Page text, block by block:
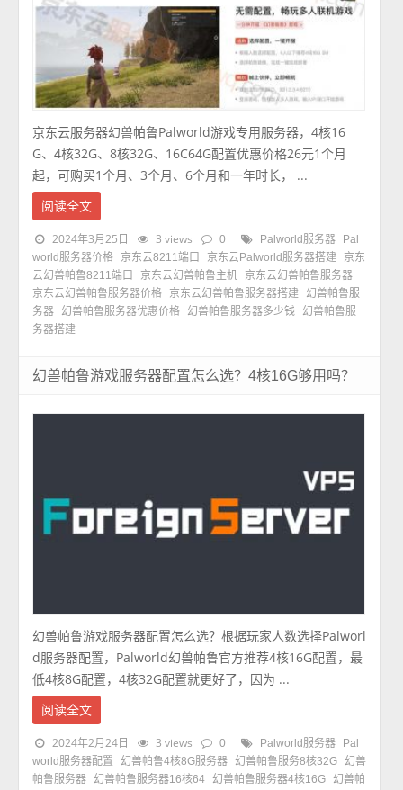
京东云服务器幻兽帕鲁Palworld游戏专用服务器，4核16
G、4核32G、8核32G、16C64G配置优惠价格26元1个月
起，可购买1个月、3个月、6个月和一年时长， ...
阅读全文
2024年3月25日 3 views 0 Palworld服务器
Pal
world服务器价格
京东云8211端口 京东云Palworld服务器搭建
京东
云幻兽帕鲁8211端口
京东云幻兽帕鲁主机
京东云幻兽帕鲁服务器
京东云幻兽帕鲁服务器价格
京东云幻兽帕鲁服务器搭建 幻兽帕鲁服
务器 幻兽帕鲁服务器优惠价格 幻兽帕鲁服务器多少钱
幻兽帕鲁服
务器搭建
幻兽帕鲁游戏服务器配置怎么选？4核16G够用吗？
幻兽帕鲁游戏服务器配置怎么选？根据玩家人数选择Palworl
d服务器配置，Palworld幻兽帕鲁官方推荐4核16G配置，最
低4核8G配置，4核32G配置就更好了，因为 ...
阅读全文
2024年2月24日 3 views 0 Palworld服务器
Pal
world服务器配置
幻兽帕鲁4核8G服务器 幻兽帕鲁服务8核32G 幻兽
帕鲁服务器 幻兽帕鲁服务器16核64 幻兽帕鲁服务器4核16G 幻兽帕